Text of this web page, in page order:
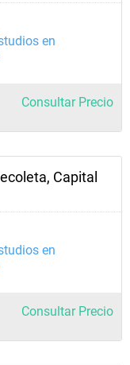
en
Consultar Precio
Capital
en
Consultar Precio